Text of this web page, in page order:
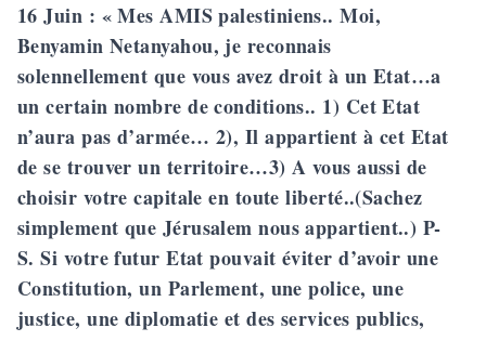
16 Juin : « Mes AMIS palestiniens.. Moi,
Benyamin Netanyahou, je reconnais
solennellement que vous avez droit à un Etat…a
un certain nombre de conditions.. 1) Cet Etat
n’aura pas d’armée… 2), Il appartient à cet Etat
de se trouver un territoire…3) A vous aussi de
choisir votre capitale en toute liberté..(Sachez
simplement que Jérusalem nous appartient..) P-
S. Si votre futur Etat pouvait éviter d’avoir une
Constitution, un Parlement, une police, une
justice, une diplomatie et des services publics,